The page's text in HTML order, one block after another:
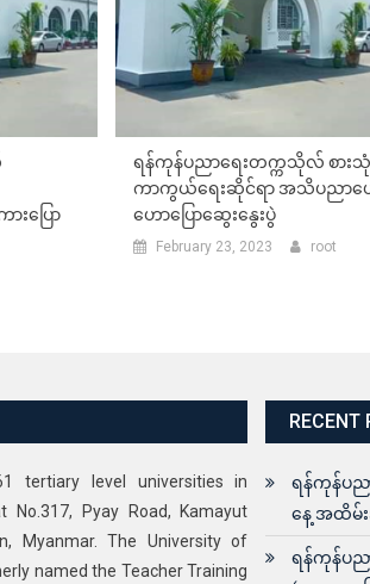
းပြော
ရန်ကုန်ပညာရေးတက္ကသိုလ် စား
ကာကွယ်ရေးဆိုင်ရာ အသိပညာပေ
ဟောပြောဆွေးနွေးပွဲ
February 23, 2023 root
tertiary level universities in
Pyay Road, Kamayut
Myanmar. The University of
named the Teacher Training
RECENT
ရန်ကုန်ပည
နေ့ အထိမ်း
ရန်ကုန်ပည